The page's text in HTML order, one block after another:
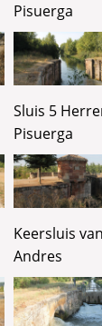
Pisuerga
Sluis 5
Pisuerga
Keersluis
Andres